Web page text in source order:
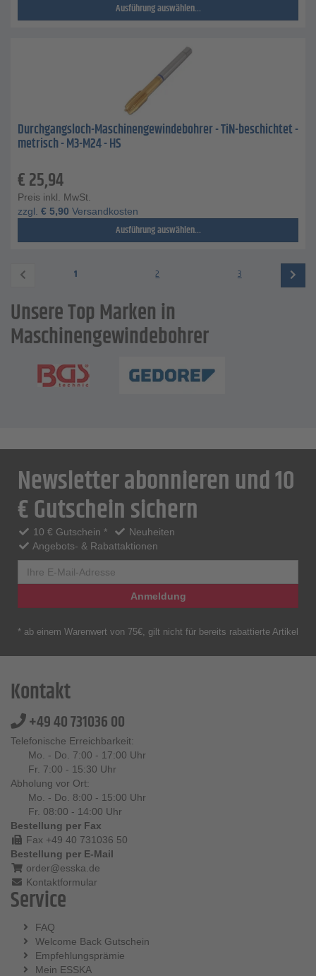
Ausführung auswählen...
Durchgangsloch-Maschinengewindebohrer - TiN-beschichtet -
metrisch - M3-M24 - HS
€25,94
Preis inkl. MwSt.
zzgl. € 5,90 Versandkosten
Ausführung auswählen...
1 2 3
Unsere Top Marken in
Maschinengewindebohrer
Newsletter abonnieren und 10
€ Gutschein sichern
10 € Gutschein *
Neuheiten
Angebots- & Rabattaktionen
Anmeldung
* ab einem Warenwert von 75€, gilt nicht für bereits rabattierte Artikel
Kontakt
+49 40 731036 00
Telefonische Erreichbarkeit:
Mo. - Do. 7:00 - 17:00 Uhr
Fr. 7:00 - 15:30 Uhr
Abholung vor Ort:
Mo. - Do. 8:00 - 15:00 Uhr
Fr. 08:00 - 14:00 Uhr
Bestellung per Fax
Fax +49 40 731036 50
Bestellung per E-Mail
order@esska.de
Kontaktformular
Service
FAQ
Welcome Back Gutschein
Empfehlungsprämie
Mein ESSKA